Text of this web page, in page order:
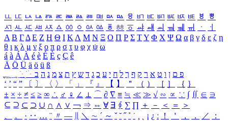
ㅥ ㅦ ㅧ ㅨ ㅩ ㅪ ㅫ ㅬ ㅭ ㅮ ㅯ ㅰ ㅱ ㅲ ㅳ ㅴ ㅵ ㅶ ㅷ ㅸ
ㅹ
ㅺ ㅻ ㅼ ㅽ ㅾ ㅿ ㆀ ㆁ ㆂ ㆃ ㆄ ㆅ ㆆ ㆇ ㆈ ㆉ ㆊ ㆋ ㆌ ㆍ
ㆎ
Α Β ΓΔ Ε Ζ Η Θ Ι ΚΛ Μ Ν Ξ Ο Π Ρ Σ ΤΥ Φ Χ Ψ Ω α β γ δ ε ζ η
θ ι κ λ μ ν ξ ο π ρ σ τ υ φ χ ψ ω
á à Á À é è É È ç Ç ê
Ä Ö Ü ä ö ü ß
ִֶֹ ֻּ ׁׂ פ ם ן ו ט א ר ק ף ך ל ח י ע כ ג ד ש ץ ת צ מ נ ה ב
‘ ’ “ ” 〔 〕 〈 〉 「 」 『 』 【 】 ＂ （ ） ［ ］ ｛ ｝
± × ÷ ≠ ≤ ≥ ∞ ∴ ♂ ♀ ∠ ⊥ ⌒ ∂ ∇ ≡ ≒ ≪ ≫ √ ∽ ∝ ∵ ∫ ∬ ∈ ∋
⊆ ⊇ ⊂ ⊃ ∪ ∩ ∧ ∨ ￢ ⇒ ⇔ ∀ ∃ ∮ ∑ ∏ ＋ － ＜ ＝
＞
、
。 · ‥ … ¨ 〃 ― ＼ ∼ ´ ～ ˇ ˘ ˝ ˚ ˙ ¸ ¡ ¿ ː ！ ＇ ， ． ／
：